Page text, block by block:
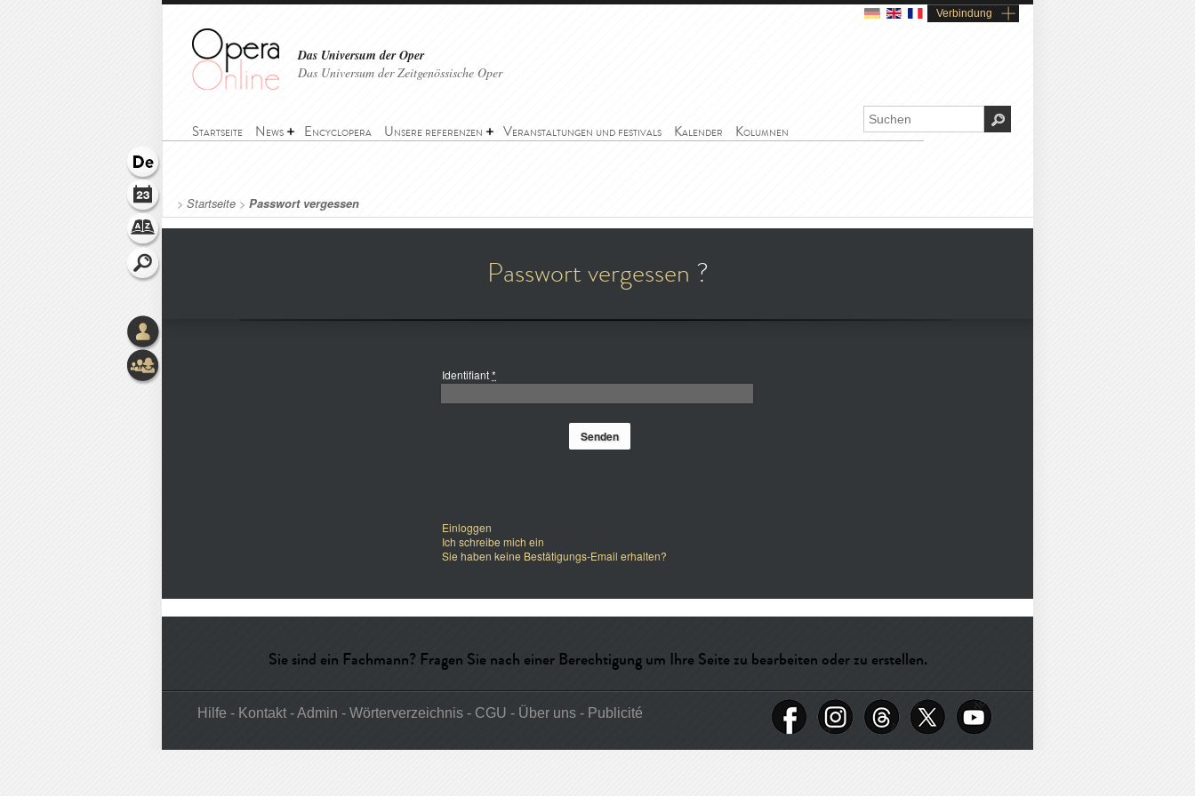
Verbindung
Das Universum der Oper
Das Universum der Zeitgenössische Oper
Startseite News Encyclopera Unsere referenzen Veranstaltungen und festivals Kalender Kolumnen
> Startseite > Passwort vergessen
Passwort vergessen ?
Identifiant*
Einloggen
Ich schreibe mich ein
Sie haben keine Bestätigungs-Email erhalten?
Sie sind ein Fachmann? Fragen Sie nach einer Berechtigung um Ihre Seite zu bearbeiten oder zu erstellen.
Hilfe - Kontakt-Admin - Wörterverzeichnis - CGU - Über uns - Publicité